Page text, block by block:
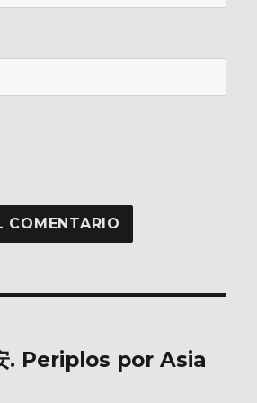
. Periplos por Asia